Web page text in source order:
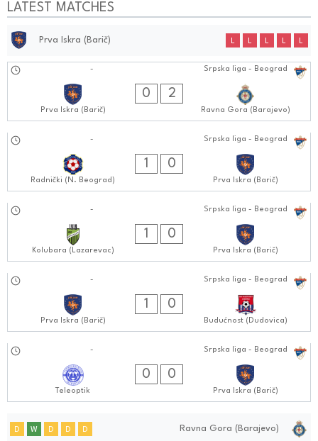
LATEST MATCHES
Prva Iskra (Barič) L L L L L
Srpska liga - Beograd
-
Prva Iskra (Barič)
0 2
Ravna Gora (Barajevo)
Srpska liga - Beograd
-
Radnički (N. Beograd)
1 0
Prva Iskra (Barič)
Srpska liga - Beograd
-
Kolubara (Lazarevac)
1 0
Prva Iskra (Barič)
Srpska liga - Beograd
-
Prva Iskra (Barič)
1 0
Budućnost (Dudovica)
Srpska liga - Beograd
-
Teleoptik
0 0
Prva Iskra (Barič)
Ravna Gora (Barajevo)
D W D D D